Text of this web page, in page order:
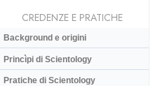
CREDENZE E PRATICHE
Background e origini
Princìpi di Scientology
Pratiche di Scientology